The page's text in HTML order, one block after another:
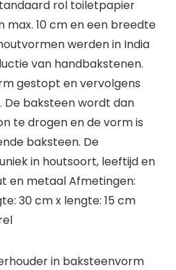
rol toiletpapier
10 cm en een breedte
werden in India
van handbakstenen.
gestopt en vervolgens
De baksteen wordt dan
te drogen en de vorm is
baksteen. De
in houtsoort, leeftijd en
en metaal Afmetingen:
30 cm x lengte: 15 cm
in baksteenvorm